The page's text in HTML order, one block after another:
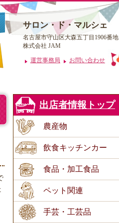
出店者情報トップ
農産物
飲食キッチンカー
食品・加工食品
ペット関連
手芸・工芸品
サロン・ド・マルシェ
名古屋市守山区大森五丁目1906番地
株式会社 JAM
運営事務局 お問い合わせ